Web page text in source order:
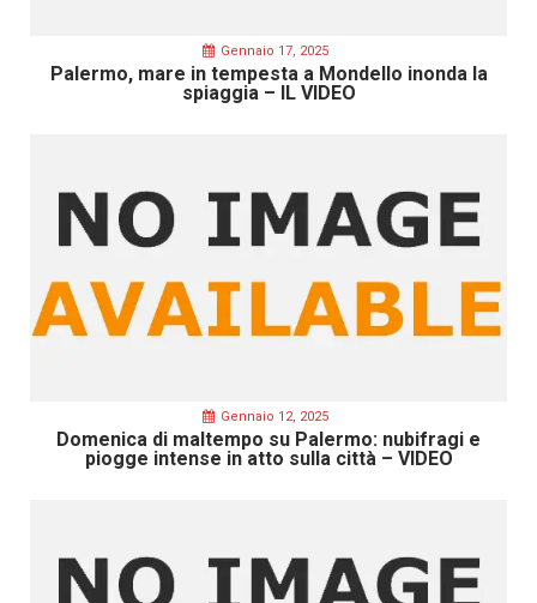
Gennaio 17, 2025
Palermo, mare in tempesta a Mondello inonda la
spiaggia – IL VIDEO
Gennaio 12, 2025
Domenica di maltempo su Palermo: nubifragi e
piogge intense in atto sulla città – VIDEO